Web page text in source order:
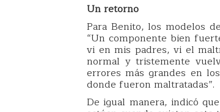
Un retorno
Para Benito, los modelos de
“Un componente bien
vi en mis padres, vi el
normal y tristemente
errores más grandes en
donde fueron maltratadas”.
De igual manera, indicó